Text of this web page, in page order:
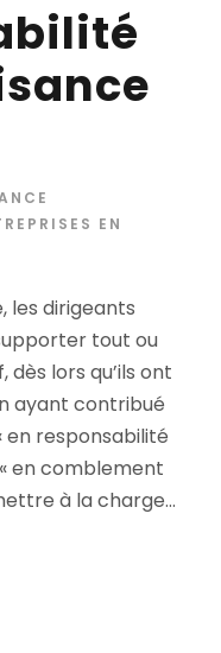
EN
les dirigeants
tout ou
dès lors qu’ils ont
ayant contribué
responsabilité
en comblement
à la charge...